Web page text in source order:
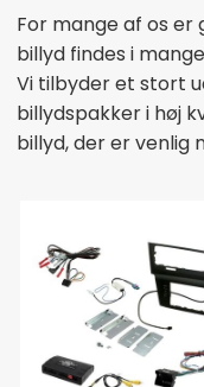
For mange af os er
billyd findes i
Vi tilbyder et stort
billydspakker i høj
billyd, der er venlig